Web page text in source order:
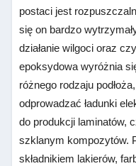
postaci jest
się on bardzo
działanie wilgoci oraz
epoksydowa wyróżnia
różnego rodzaju
odprowadzać ładunki
do produkcji laminatów,
szklanym kompozytów.
składnikiem lakierów,